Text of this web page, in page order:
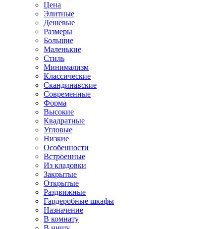
Цена
Элитные
Дешевые
Размеры
Большие
Маленькие
Стиль
Минимализм
Классические
Скандинавские
Современные
Форма
Высокие
Квадратные
Угловые
Низкие
Особенности
Встроенные
Из кладовки
Закрытые
Открытые
Раздвижные
Гардеробные шкафы
Назначение
В комнату